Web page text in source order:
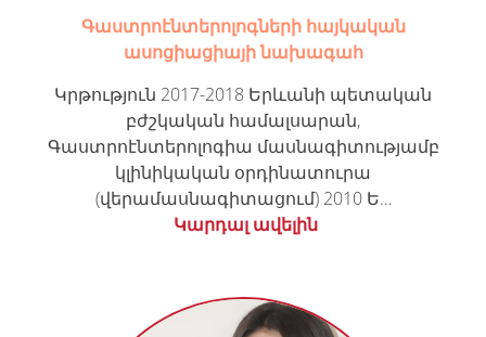
Գաստրոէնտերոլոգների հայկական
ասոցիացիայի նախագահ
Կրթություն 2017-2018 Երևանի պետական
բժշկական համալսարան,
Գաստրոէնտերոլոգիա մասնագիտությամբ
կլինիկական օրդինատուրա
(վերամասնագիտացում) 2010 Ե…
Կարդալ ավելին